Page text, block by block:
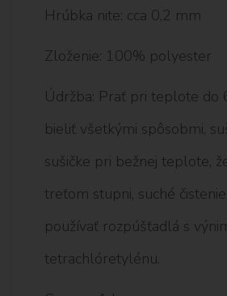
Hrúbka nite: cca 0,2 mm
Zloženie: 100% polyester
Údržba: Prať pri teplote do
bieliť všetkými spôsobmi,
sušičke pri bežnej teplote,
treťom stupni, suché
používať rozpúšťadlá s
tetrachlóretylénu.